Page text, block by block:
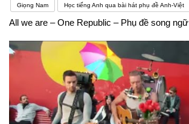
Giọng Nam Học tiếng Anh qua bài hát phụ đề Anh-Việt
All we are – One Republic – Phụ đề song ngữ